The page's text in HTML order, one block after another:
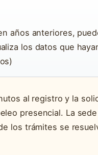
años anteriores,
los datos que
al registro y la
presencial. La
los trámites se